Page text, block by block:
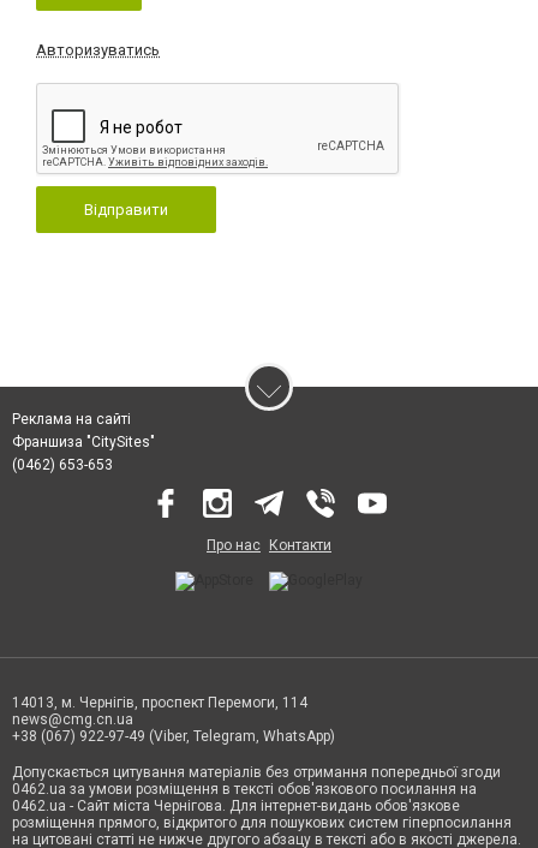
Авторизуватись
Відправити
Реклама на сайті
Франшиза "CitySites"
(0462) 653-653
Про нас Контакти
14013, м. Чернігів, проспект Перемоги, 114
news@cmg.cn.ua
+38 (067) 922-97-49 (Viber, Telegram, WhatsApp)
Допускається цитування матеріалів без отримання попередньої згоди
0462.ua за умови розміщення в тексті обов'язкового посилання на
0462.ua - Сайт міста Чернігова. Для інтернет-видань обов'язкове
розміщення прямого, відкритого для пошукових систем гіперпосилання
на цитовані статті не нижче другого абзацу в тексті або в якості джерела.